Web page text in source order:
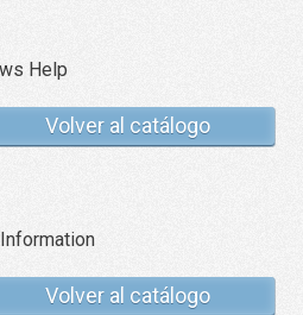
Volver al catálogo
Volver al catálogo